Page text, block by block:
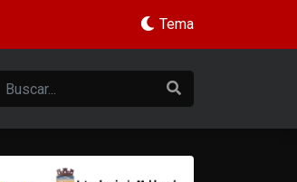
Tema